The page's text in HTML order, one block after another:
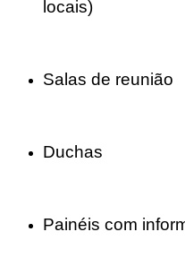
locais)
Salas de reunião
Duchas
Painéis com